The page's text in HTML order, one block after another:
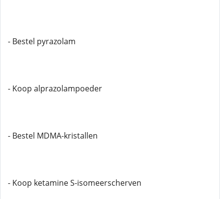
- Bestel pyrazolam
- Koop alprazolampoeder
- Bestel MDMA-kristallen
- Koop ketamine S-isomeerscherven